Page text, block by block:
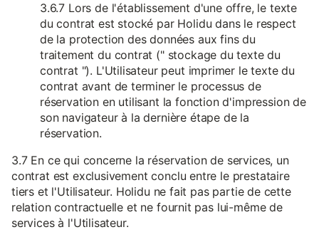
3.6.7 Lors de l'établissement d'une offre, le texte
du contrat est stocké par Holidu dans le respect
de la protection des données aux fins du
traitement du contrat (" stockage du texte du
contrat "). L'Utilisateur peut imprimer le texte du
contrat avant de terminer le processus de
réservation en utilisant la fonction d'impression de
son navigateur à la dernière étape de la
réservation.
3.7 En ce qui concerne la réservation de services, un
contrat est exclusivement conclu entre le prestataire
tiers et l'Utilisateur. Holidu ne fait pas partie de cette
relation contractuelle et ne fournit pas lui-même de
services à l'Utilisateur.